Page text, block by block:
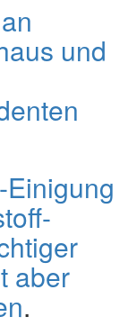
und
-Einigung
aber
.